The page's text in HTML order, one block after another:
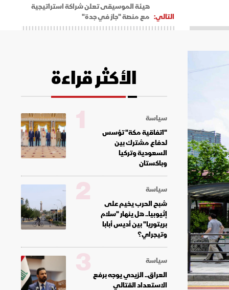
التالي:
هيئة الموسيقى تعلن شراكة استراتيجية
مع منصة "جاز في جدة"
الأكثر قراءة
سياسة
"اتفاقية مكة" تؤسس
لدفاع مشترك بين
السعودية وتركيا
وباكستان
1
سياسة
شبح الحرب يخيم على
إثيوبيا.. هل ينهار "سلام
بريتوريا" بين أديس أبابا
وتيجراي؟
2
سياسة
العراق.. الزيدي يوجه برفع
الاستعداد القتالي
3